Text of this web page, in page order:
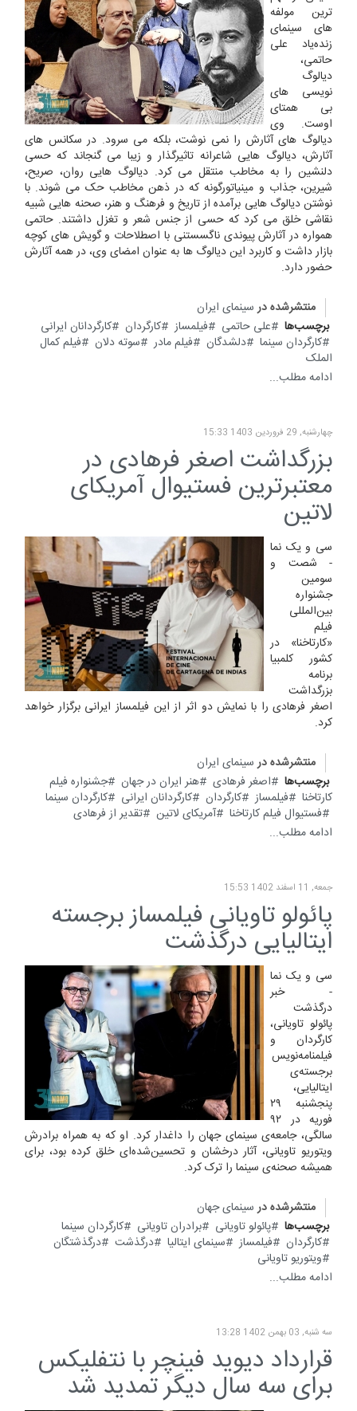
ترین مولفه
های سینمای
زنده‌یاد علی
حاتمی،
دیالوگ
نویسی های
بی همتای
اوست. وی
دیالوگ ‌های آثارش را نمی ‌نوشت، بلکه می ‌سرود. در سکانس های
آثارش، دیالوگ هایی شاعرانه تاثیرگذار و زیبا می گنجاند که حسی
دلنشین را به مخاطب منتقل می کرد. دیالوگ هایی روان، صریح،
شیرین، جذاب و مینیاتورگونه که در ذهن مخاطب حک می ‌شوند. با
نوشتن دیالوگ هایی برآمده از تاریخ و فرهنگ و هنر، صحنه هایی شبیه
نقاشی خلق می کرد که حسی از جنس شعر و تغزل داشتند. حاتمی
همواره در آثارش پیوندی ناگسستنی با اصطلاحات و گویش ‌های کوچه
بازار داشت و کاربرد این دیالوگ ‌ها به عنوان امضای وی، در همه آثارش
حضور دارد.
منتشرشده در سینمای ایران
برچسب‌ها
علی حاتمی فیلمساز کارگردان
کارگردانان ایرانی
کارگردان سینما
دلشدگان فیلم مادر سوته دلان
فیلم کمال
الملک
ادامه مطلب...
چهارشنبه, 29 فروردين 1403 15:33
بزرگداشت اصغر فرهادی در
معتبرترین فستیوال آمریکای
لاتین
سی و یک نما
- شصت و
سومین
جشنواره
بین‌المللی
فیلم
«کارتاخنا» در
کشور کلمبیا
برنامه
بزرگداشت
اصغر فرهادی را با نمایش دو اثر از این فیلمساز ایرانی برگزار خواهد
کرد.
منتشرشده در سینمای ایران
برچسب‌ها
اصغر فرهادی هنر ایران در جهان
جشنواره فیلم
کارتاخنا
فیلمساز کارگردان کارگردانان ایرانی
کارگردان سینما
فستیوال فیلم کارتاخنا
آمریکای لاتین
تقدیر از فرهادی
ادامه مطلب...
جمعه, 11 اسفند 1402 15:53
پائولو تاویانی فیلمساز برجسته
ایتالیایی درگذشت
سی و یک نما
- خبر
درگذشت
پائولو تاویانی،
کارگردان و
فیلمنامه‌نویس
برجسته‌ی
ایتالیایی،
پنجشنبه ۲۹
فوریه در ۹۲
سالگی، جامعه‌ی سینمای جهان را داغدار کرد. او که به همراه برادرش
ویتوریو تاویانی، آثار درخشان و تحسین‌شده‌ای خلق کرده بود، برای
همیشه صحنه‌ی سینما را ترک کرد.
منتشرشده در سینمای جهان
برچسب‌ها
پائولو تاویانی برادران تاویانی
کارگردان سینما
کارگردان
فیلمساز سینمای ایتالیا درگذشت
درگذشتگان
ویتوریو تاویانی
ادامه مطلب...
سه شنبه, 03 بهمن 1402 13:28
قرارداد دیوید فینچر با نتفلیکس
برای سه سال دیگر تمدید شد